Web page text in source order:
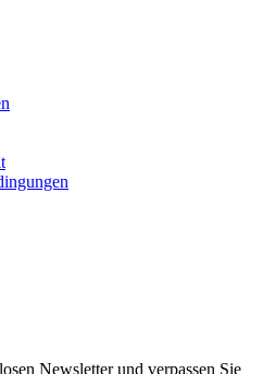
Newsletter und verpassen Sie